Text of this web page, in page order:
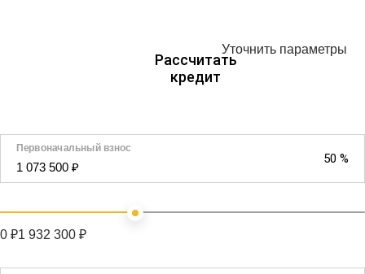
Рассчитать
кредит
Уточнить параметры
Первоначальный взнос
1 073 500 ₽
50 %
0 ₽1 932 300 ₽